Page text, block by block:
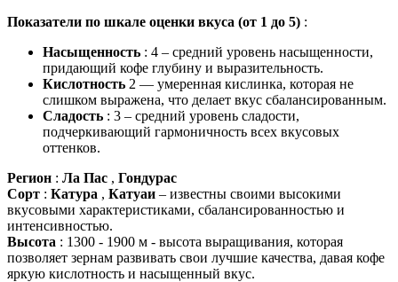
Показатели по шкале оценки вкуса (от 1 до 5) :
Насыщенность : 4 – средний уровень насыщенности,
придающий кофе глубину и выразительность.
Кислотность 2 — умеренная кислинка, которая не
слишком выражена, что делает вкус сбалансированным.
Сладость : 3 – средний уровень сладости,
подчеркивающий гармоничность всех вкусовых
оттенков.
Регион : Ла Пас , Гондурас
Сорт : Катура , Катуаи – известны своими высокими
вкусовыми характеристиками, сбалансированностью и
интенсивностью.
Высота : 1300 - 1900 м - высота выращивания, которая
позволяет зернам развивать свои лучшие качества, давая кофе
яркую кислотность и насыщенный вкус.